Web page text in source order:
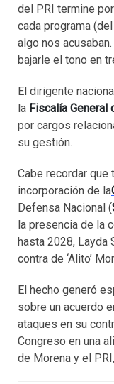
del PRI termine
cada programa
algo nos
bajarle el tono en
El dirigente
la Fiscalía General
por cargos
su gestión.
Cabe recordar que
incorporación de la
Defensa Nacional (
la presencia de la
hasta 2028, Layda
contra de ‘Alito’
El hecho generó
sobre un acuerdo
ataques en su
Congreso en una
de Morena y el